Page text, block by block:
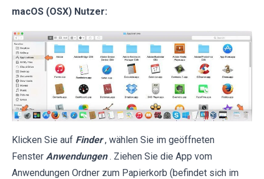
macOS (OSX) Nutzer:
Klicken Sie auf Finder , wählen Sie im geöffneten
Fenster Anwendungen . Ziehen Sie die App vom
Anwendungen Ordner zum Papierkorb (befindet sich im